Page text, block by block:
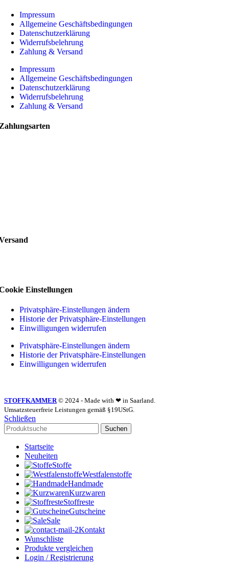
Impressum
Allgemeine Geschäftsbedingungen
Datenschutzerklärung
Widerrufsbelehrung
Zahlung & Versand
Impressum
Allgemeine Geschäftsbedingungen
Datenschutzerklärung
Widerrufsbelehrung
Zahlung & Versand
Einstellungen
Privatsphäre-Einstellungen ändern
Historie der Privatsphäre-Einstellungen
Einwilligungen widerrufen
Privatsphäre-Einstellungen ändern
Historie der Privatsphäre-Einstellungen
Einwilligungen widerrufen
STOFFKAMMER© 2024 - Made with ❤ in Saarland.
Umsatzsteuerfreie Leistungen gemäß §19UStG.
Schließen
Suchen
Startseite
Neuheiten
Stoffe
Westfalenstoffe
Handmade
Kurzwaren
Stoffreste
Gutscheine
Sale
Kontakt
Wunschliste
Produkte vergleichen
Login / Registrierung